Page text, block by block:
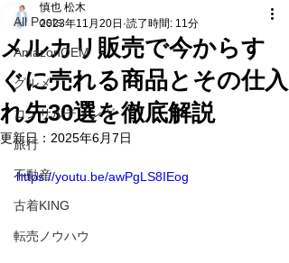
All Posts
AmazonOEM
グルメ
コンサルティング
旅行
不動産
古着KING
転売ノウハウ
メルカリ販売で今からす
ぐに売れる商品とその仕入
れ先30選を徹底解説
慎也 松木
2023年11月20日 読了時間: 11分
更新日： 2025年6月7日
https://youtu.be/awPgLS8IEog